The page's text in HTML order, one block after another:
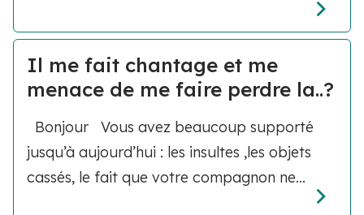
Il me fait chantage et me
menace de me faire perdre la..?
Bonjour Vous avez beaucoup supporté
jusqu’à aujourd’hui : les insultes ,les objets
cassés, le fait que votre compagnon ne...